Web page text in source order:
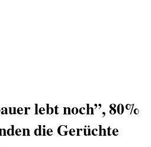
lebt noch”, 80%
die Gerüchte